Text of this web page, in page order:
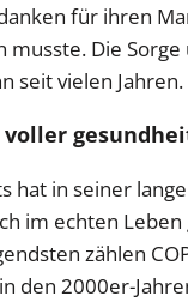
für ihren
musste. Die
seit vielen Jahren.
voller
hat in seiner
im echten
zählen
den 2000er-